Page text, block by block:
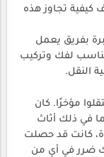
كيفية تجاوز هذه
بفريق يعمل
لفك وتركيب
النقل.
مؤخرًا. كان
في ذلك أثاث
كانت قد حصلت
ضرر في أي من